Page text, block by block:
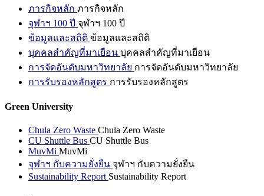
ภารกิจหลัก ภารกิจหลัก
จุฬาฯ 100 ปี จุฬาฯ 100 ปี
ข้อมูลและสถิติ ข้อมูลและสถิติ
บุคคลสำคัญที่มาเยือน บุคคลสำคัญที่มาเยือน
การจัดอันดับมหาวิทยาลัย การจัดอันดับมหาวิทยาลัย
การรับรองหลักสูตร การรับรองหลักสูตร
Green University
Chula Zero Waste Chula Zero Waste
CU Shuttle Bus CU Shuttle Bus
MuvMi MuvMi
จุฬาฯ กับความยั่งยืน จุฬาฯ กับความยั่งยืน
Sustainability Report Sustainability Report